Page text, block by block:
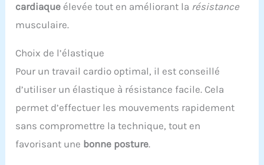
cardiaque élevée tout en améliorant la résistance
musculaire.
Choix de l’élastique
Pour un travail cardio optimal, il est conseillé
d’utiliser un élastique à résistance facile. Cela
permet d’effectuer les mouvements rapidement
sans compromettre la technique, tout en
favorisant une bonne posture.